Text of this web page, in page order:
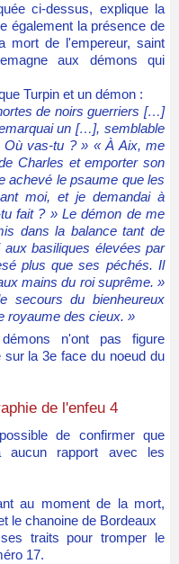
également la présence de
de l'empereur, saint
aux démons qui
Turpin et un démon :
de noirs guerriers […]
un […], semblable
Où vas-tu ? » « À Aix, me
Charles et emporter son
achevé le psaume que les
moi, et je demandai à
fait ? » Le démon de me
dans la balance tant de
basiliques élevées par
plus que ses péchés. Il
mains du roi suprême. »
du bienheureux
royaume des cieux. »
n'ont pas figure
la 3e face du noeud du
de l'enfeu 4
aucun rapport avec les
au moment de la mort,
le chanoine de Bordeaux
traits pour tromper le
17.